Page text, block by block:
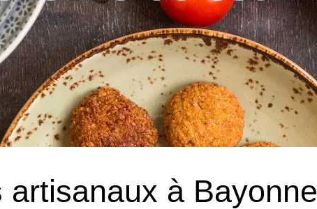
à Bayonne